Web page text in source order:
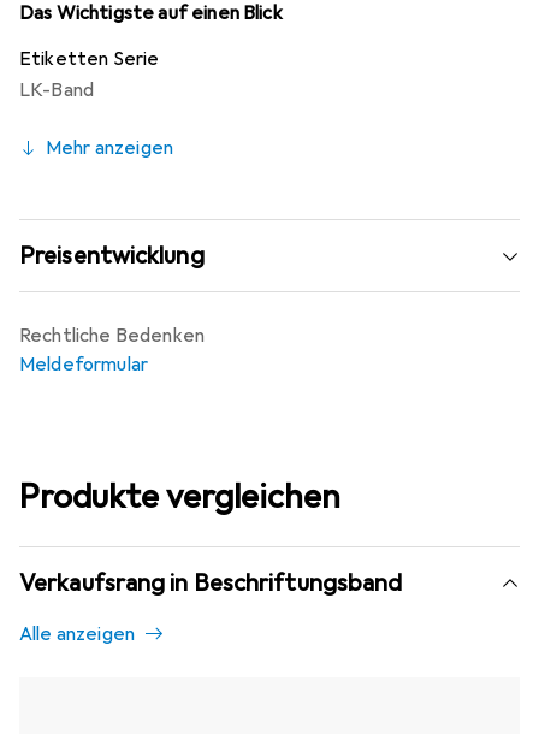
Das Wichtigste auf einen Blick
Etiketten Serie
LK-Band
Mehr anzeigen
Preisentwicklung
Rechtliche Bedenken
Meldeformular
Produkte vergleichen
Verkaufsrang in Beschriftungsband
Alle anzeigen